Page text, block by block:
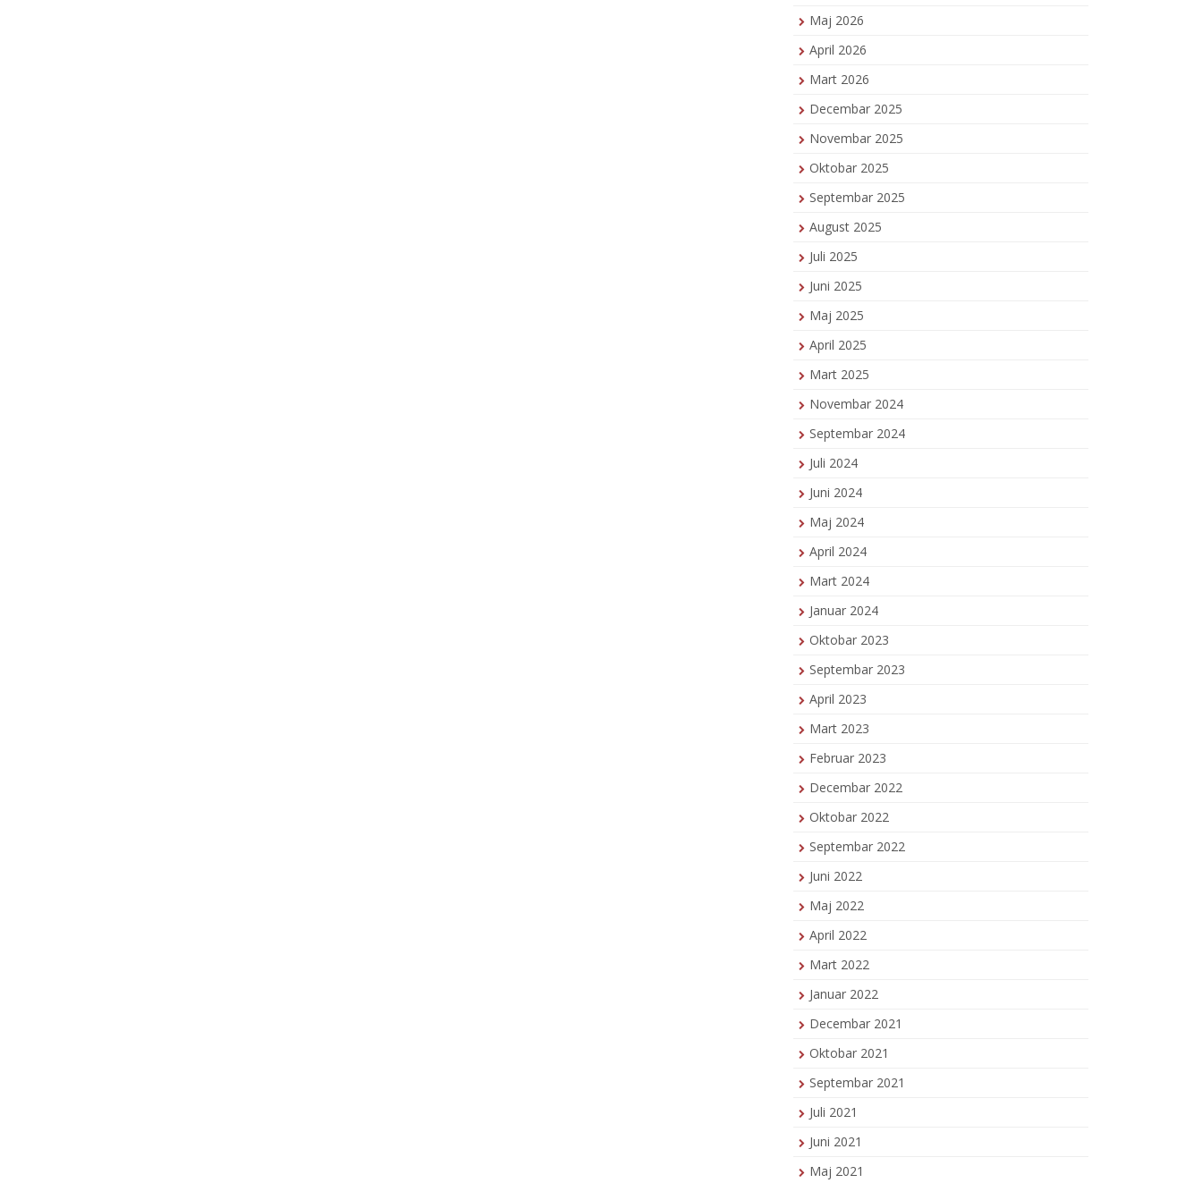
Maj 2026
April 2026
Mart 2026
Decembar 2025
Novembar 2025
Oktobar 2025
Septembar 2025
August 2025
Juli 2025
Juni 2025
Maj 2025
April 2025
Mart 2025
Novembar 2024
Septembar 2024
Juli 2024
Juni 2024
Maj 2024
April 2024
Mart 2024
Januar 2024
Oktobar 2023
Septembar 2023
April 2023
Mart 2023
Februar 2023
Decembar 2022
Oktobar 2022
Septembar 2022
Juni 2022
Maj 2022
April 2022
Mart 2022
Januar 2022
Decembar 2021
Oktobar 2021
Septembar 2021
Juli 2021
Juni 2021
Maj 2021